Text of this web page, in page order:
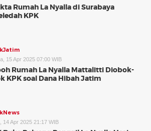
Rumah La Nyalla di Surabaya
KPK
15 Apr 2025 07:00 WIB
Rumah La Nyalla Mattalitti Diobok-
KPK soal Dana Hibah Jatim
14 Apr 2025 21:17 WIB